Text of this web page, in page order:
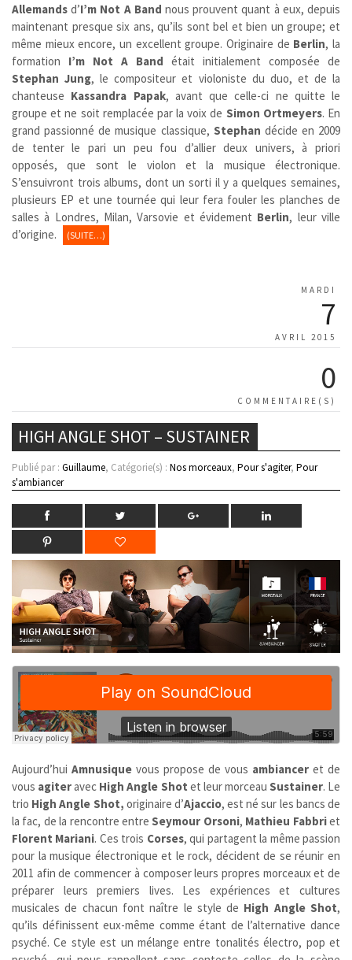
Allemands d’I’m Not A Band nous prouvent quant à eux, depuis
maintenant presque six ans, qu’ils sont bel et bien un groupe; et
même mieux encore, un excellent groupe. Originaire de Berlin, la
formation I’m Not A Band était initialement composée de
Stephan Jung, le compositeur et violoniste du duo, et de la
chanteuse Kassandra Papak, avant que celle-ci ne quitte le
groupe et ne soit remplacée par la voix de Simon Ortmeyers. En
grand passionné de musique classique, Stephan décide en 2009
de tenter le pari un peu fou d’allier deux univers, à priori
opposés, que sont le violon et la musique électronique.
S’ensuivront trois albums, dont un sorti il y a quelques semaines,
plusieurs EP et une tournée qui leur fera fouler les planches de
salles à Londres, Milan, Varsovie et évidement Berlin, leur ville
d’origine.
(SUITE…)
MARDI
7
AVRIL 2015
0
COMMENTAIRE(S)
HIGH ANGLE SHOT – SUSTAINER
Publié par : Guillaume, Catégorie(s) : Nos morceaux, Pour s'agiter, Pour
s'ambiancer
Aujourd’hui Amnusique vous propose de vous ambiancer et de
vous agiteravec High Angle Shot et leur morceau Sustainer. Le
trio High Angle Shot, originaire d’Ajaccio, est né sur les bancs de
la fac, de la rencontre entreSeymour Orsoni, Mathieu Fabbriet
Florent Mariani. Ces trois Corses, qui partagent la même passion
pour la musique électronique et le rock, décident de se réunir en
2011 afin de commencer à composer leurs propres morceaux et de
préparer leurs premiers lives. Les expériences et cultures
musicales de chacun font naître le style de High Angle Shot,
qu’ils définissent eux-même comme étant de l’alternative dance
psyché. Ce style est un mélange entre tonalités électro, pop et